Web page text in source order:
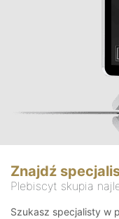
Znajdź
Plebiscyt skupia
Szukasz specjalisty w